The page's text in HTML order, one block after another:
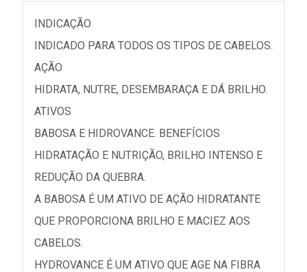
INDICAÇÃO
INDICADO PARA TODOS OS TIPOS DE CABELOS.
AÇÃO
HIDRATA, NUTRE, DESEMBARAÇA E DÁ BRILHO.
ATIVOS
BABOSA E HIDROVANCE. BENEFÍCIOS
HIDRATAÇÃO E NUTRIÇÃO, BRILHO INTENSO E
REDUÇÃO DA QUEBRA.
A BABOSA É UM ATIVO DE AÇÃO HIDRATANTE
QUE PROPORCIONA BRILHO E MACIEZ AOS
CABELOS.
HYDROVANCE É UM ATIVO QUE AGE NA FIBRA